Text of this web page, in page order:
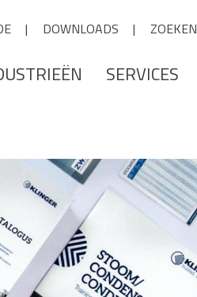
DOWNLOADS ZOEKEN
SERVICES